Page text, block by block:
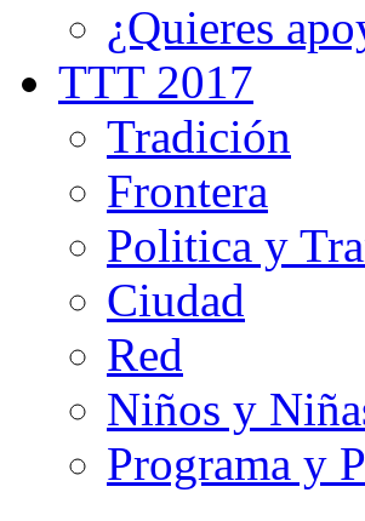
¿Quieres
TTT 2017
Tradición
Frontera
Politica y
Ciudad
Red
Niños y
Programa y